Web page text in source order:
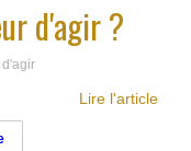
d'agir ?
d'agir
Lire l'article